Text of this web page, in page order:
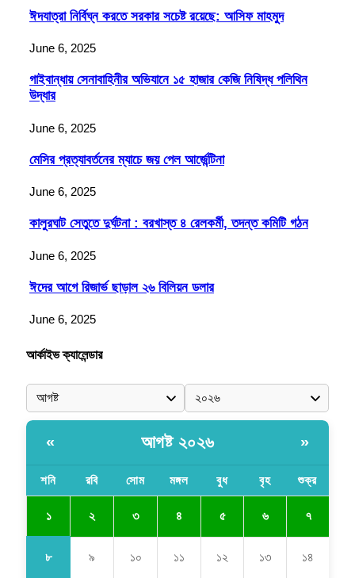
ঈদযাত্রা নির্বিঘ্ন করতে সরকার সচেষ্ট রয়েছে: আসিফ মাহমুদ
June 6, 2025
গাইবান্ধায় সেনাবাহিনীর অভিযানে ১৫ হাজার কেজি নিষিদ্ধ পলিথিন
উদ্ধার
June 6, 2025
মেসির প্রত্যাবর্তনের ম্যাচে জয় পেল আর্জেন্টিনা
June 6, 2025
কালুরঘাট সেতুতে দুর্ঘটনা : বরখাস্ত ৪ রেলকর্মী, তদন্ত কমিটি গঠন
June 6, 2025
ঈদের আগে রিজার্ভ ছাড়াল ২৬ বিলিয়ন ডলার
June 6, 2025
আর্কাইভ ক্যালেন্ডার
« আগষ্ট ২০২৬ »
শনি রবি সোম মঙ্গল বুধ বৃহ শুক্র
১ ২ ৩ ৪ ৫ ৬ ৭
৮ ৯ ১০ ১১ ১২ ১৩ ১৪